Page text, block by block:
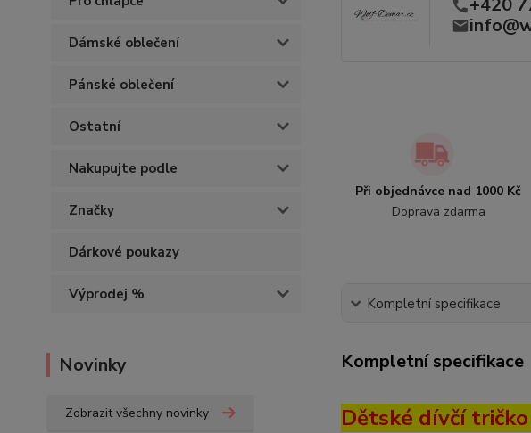
Dámské oblečení
Pánské oblečení
Ostatní
Nakupujte podle
Značky
Dárkové poukazy
Výprodej %
Novinky
Zobrazit všechny novinky
+420
Při objednávce nad 1000 Kč
Doprava zdarma
Kompletní specifikace
Kompletní specifikace
Dětské dívčí